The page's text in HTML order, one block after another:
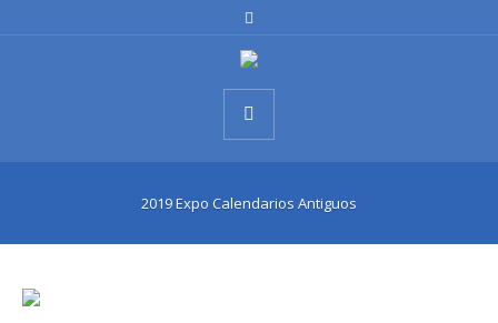
2019 Expo Calendarios Antiguos